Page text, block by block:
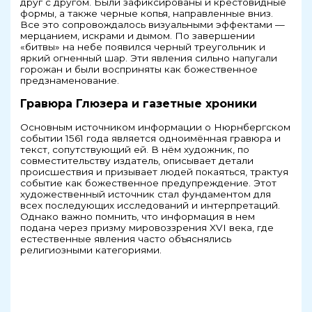
друг с другом. Были зафиксированы и крестовидные
формы, а также черные копья, направленные вниз.
Все это сопровождалось визуальными эффектами —
мерцанием, искрами и дымом. По завершении
«битвы» на небе появился черный треугольник и
яркий огненный шар. Эти явления сильно напугали
горожан и были восприняты как божественное
предзнаменование.
Гравюра Глюзера и газетные хроники
Основным источником информации о Нюрнбергском
событии 1561 года является одноимённая гравюра и
текст, сопутствующий ей. В нём художник, по
совместительству издатель, описывает детали
происшествия и призывает людей покаяться, трактуя
событие как божественное предупреждение. Этот
художественный источник стал фундаментом для
всех последующих исследований и интерпретаций.
Однако важно помнить, что информация в нем
подана через призму мировоззрения XVI века, где
естественные явления часто объяснялись
религиозными категориями.